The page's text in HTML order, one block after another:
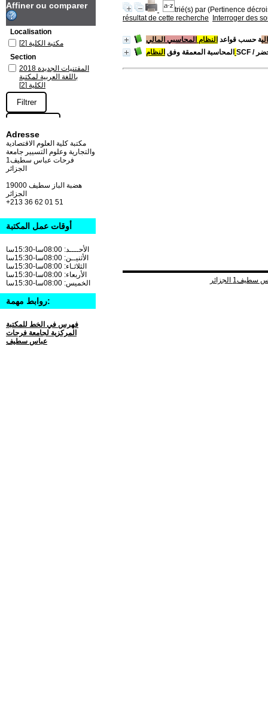
trié(s) par (Pertinence
résultat de cette recherche
Interroger des
ة حسب قواعد النظام المحاسبي
المحاسبة المعمقة وفق SCF
Affiner ou comparer
Localisation
مكتبة الكلية [2]
Section
المقتنيات الجديدة 2018
باللغة العربية لمكتبة
الكلية [2]
Adresse
مكتبة كلية العلوم الاقتصادية
والتجارية وعلوم التسيير جامعة
فرحات عباس سطيف1
الجزائر
19000 هضبة الباز سطيف
+213 36 62 01 51
أوقات عمل المكتبة
الأحــــد: 08:00سا-15:30سا
الأثنيــن: 08:00سا-15:30سا
الثلاثـاء: 08:00سا-15:30سا
الأربعاء: 08:00سا-15:30سا
الخميس: 08:00سا-15:30سا
روابط مهمة:
فهرس في الخط للمكتبة
المركزية لجامعة فرحات
عباس سطيف